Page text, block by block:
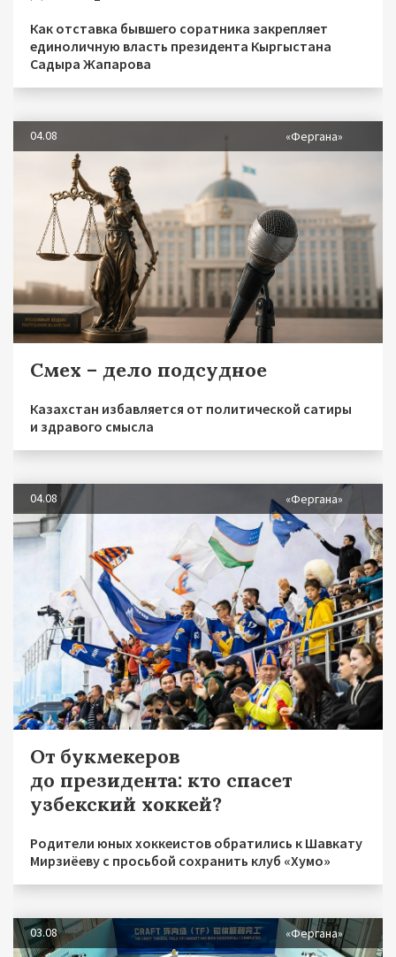
Как отставка бывшего соратника закрепляет
единоличную власть президента Кыргыстана
Садыра Жапарова
04.08 «Фергана»
Смех – дело подсудное
Казахстан избавляется от политической сатиры
и здравого смысла
04.08 «Фергана»
От букмекеров
до президента: кто спасет
узбекский хоккей?
Родители юных хоккеистов обратились к Шавкату
Мирзиёеву с просьбой сохранить клуб «Хумо»
03.08 «Фергана»